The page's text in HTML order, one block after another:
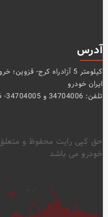
آدرس
كيلومتر 5 آزادراه كرج-
ايران خودرو
تلفن: 34704006 و 34704005- 026 فکس: 34704007- 026
حق کپی رایت محفوظ و
خودرو می باشد